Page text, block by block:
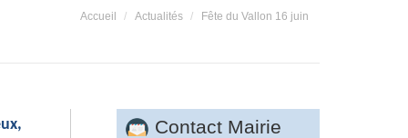
Vous êtes ici :
Accueil Actualités Fête du Vallon 16 juin
Contact Mairie